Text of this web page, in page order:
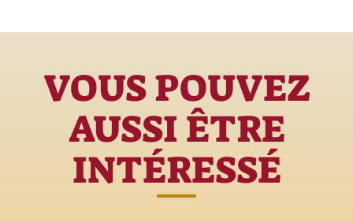
VOUS POUVEZ
AUSSI ÊTRE
INTÉRESSÉ